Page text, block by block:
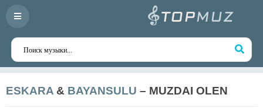
ESKARA & BAYANSULU – MUZDAI OLEN